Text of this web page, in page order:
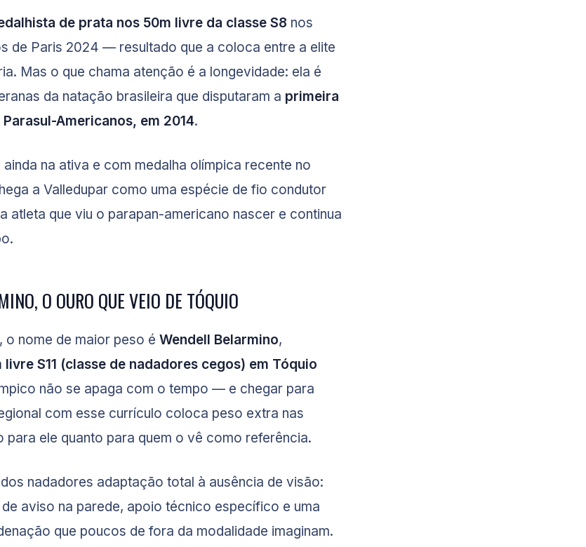
de prata nos 50m livre da classe S8 nos
de Paris 2024 — resultado que a coloca entre a elite
Mas o que chama atenção é a longevidade: ela é
da natação brasileira que disputaram a primeira
Americanos, em 2014.
na ativa e com medalha olímpica recente no
a Valledupar como uma espécie de fio condutor
atleta que viu o parapan-americano nascer e continua
O OURO QUE VEIO DE TÓQUIO
o nome de maior peso é Wendell Belarmino,
livre S11 (classe de nadadores cegos) em Tóquio
não se apaga com o tempo — e chegar para
com esse currículo coloca peso extra nas
para ele quanto para quem o vê como referência.
dos nadadores adaptação total à ausência de visão:
aviso na parede, apoio técnico específico e uma
que poucos de fora da modalidade imaginam.